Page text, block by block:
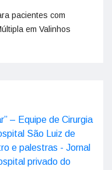
pacientes com
em Valinhos
– Equipe de Cirurgia
São Luiz de
e palestras - Jornal
privado do